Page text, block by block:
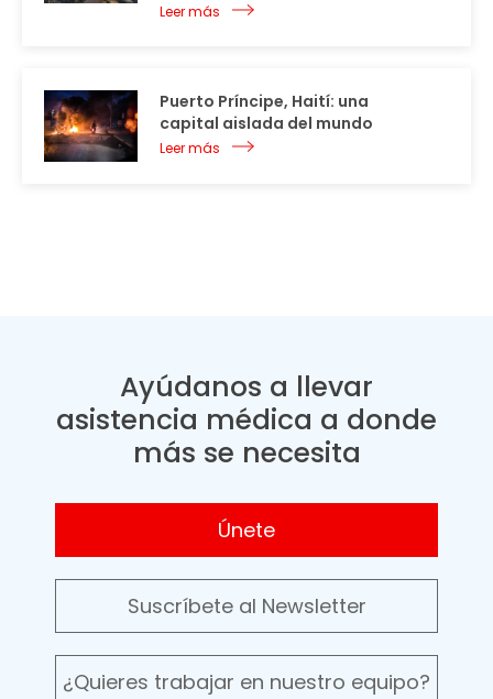
Leer más
Puerto Príncipe, Haití: una
capital aislada del mundo
Leer más
Ayúdanos a llevar
asistencia médica a donde
más se necesita
Únete
Suscríbete al Newsletter
¿Quieres trabajar en nuestro equipo?